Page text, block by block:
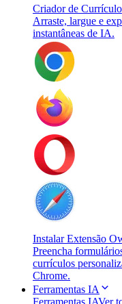
Criador de Currículo
Arraste, largue e
instantâneas de IA.
Instalar Extensão
Preencha
currículos
Chrome.
Ferramentas IA
Ferramentas IAVer